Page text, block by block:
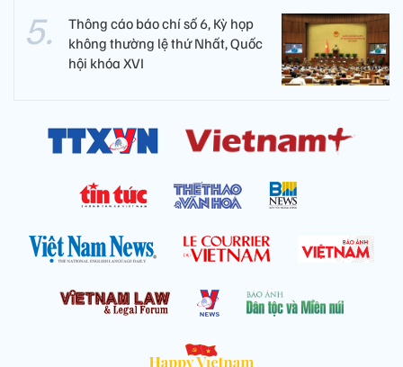
Thông cáo báo chí số 6, Kỳ họp
không thường lệ thứ Nhất, Quốc
hội khóa XVI